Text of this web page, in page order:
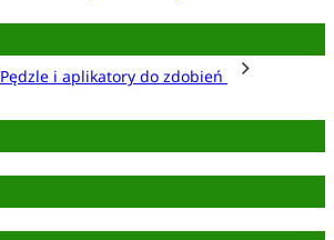
Pędzle i aplikatory do zdobień